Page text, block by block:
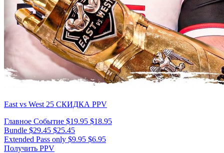
East vs West 25 СКИДКА PPV
Главное Событие $19.95 $18.95
Bundle $29.45 $25.45
Extended Pass only $9.95 $6.95
Получить PPV